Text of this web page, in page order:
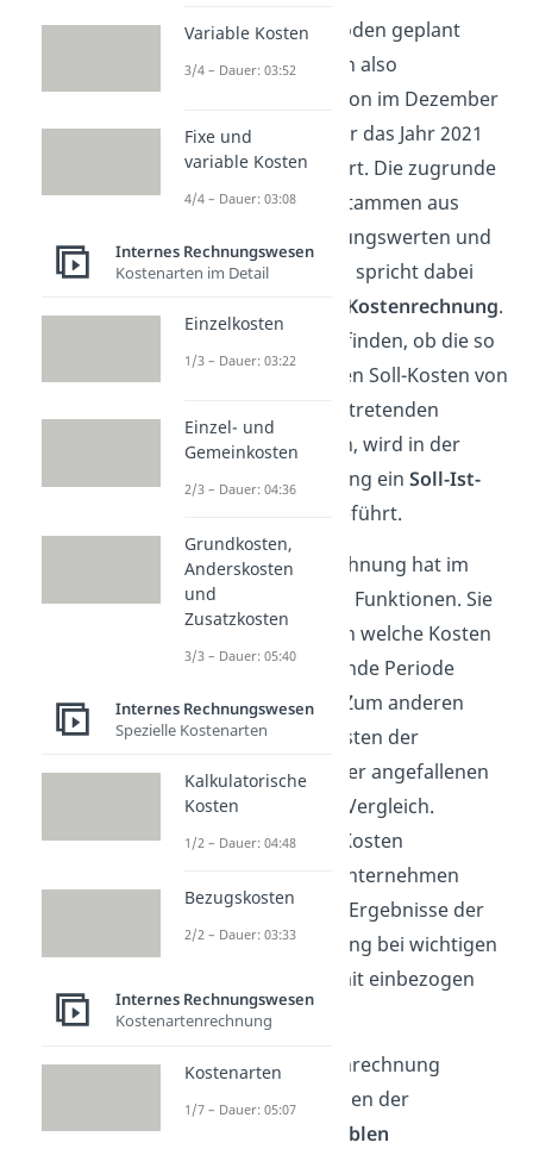
Abrechnungsperioden geplant
werden. Es werden also
beispielsweise schon im Dezember
2020 die Kosten für das Jahr 2021
im Voraus kalkuliert. Die zugrunde
liegenden Daten stammen aus
bisherigen Erfahrungswerten und
Schätzungen. Man spricht dabei
Soll-Kostenrechnung.
Um nun herauszufinden, ob die so
vorher berechneten Soll-Kosten von
der tatsächlich eintretenden
Realität abweichen, wird in der
Plankostenrechnung ein Soll-Ist-
durchgeführt.
Die Plankostenrechnung hat im
Wesentlichen zwei Funktionen. Sie
zeigt dir zum einen welche Kosten
du für die kommende Periode
erwarten kannst. Zum anderen
dienen die Plankosten der
Überprüfung deiner angefallenen
Kosten im Soll-Ist-Vergleich.
Dadurch können Kosten
kontrolliert, das Unternehmen
gesteuert und die Ergebnisse der
Plankostenrechnung bei wichtigen
Entscheidungen mit einbezogen
werden.
Bei der Plankostenrechnung
können wir zwischen der
flexiblen
Variable Kosten
3/4 – Dauer: 03:52
Fixe und
variable Kosten
4/4 – Dauer: 03:08
Internes Rechnungswesen
Kostenarten im Detail
Einzelkosten
1/3 – Dauer: 03:22
Einzel- und
Gemeinkosten
2/3 – Dauer: 04:36
Grundkosten,
Anderskosten
und
Zusatzkosten
3/3 – Dauer: 05:40
Internes Rechnungswesen
Spezielle Kostenarten
Kalkulatorische
Kosten
1/2 – Dauer: 04:48
Bezugskosten
2/2 – Dauer: 03:33
Internes Rechnungswesen
Kostenartenrechnung
Kostenarten
1/7 – Dauer: 05:07